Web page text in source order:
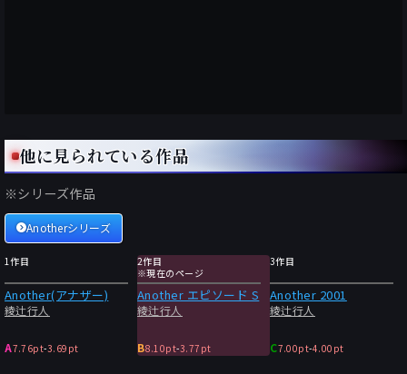
他に見られている作品
※シリーズ作品
Anotherシリーズ
1作目
Another(アナザー)
綾辻行人
A7.76pt-3.69pt
2作目
※現在のページ
Another エピソード S
綾辻行人
B8.10pt-3.77pt
3作目
Another 2001
綾辻行人
C7.00pt-4.00pt